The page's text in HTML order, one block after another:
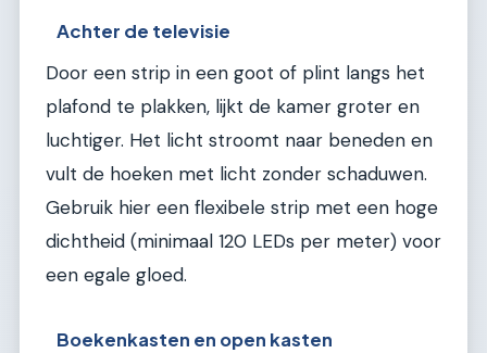
Achter de televisie
Door een strip in een goot of plint langs het
plafond te plakken, lijkt de kamer groter en
luchtiger. Het licht stroomt naar beneden en
vult de hoeken met licht zonder schaduwen.
Gebruik hier een flexibele strip met een hoge
dichtheid (minimaal 120 LEDs per meter) voor
een egale gloed.
Boekenkasten en open kasten